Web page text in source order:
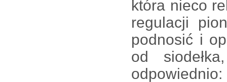
która nieco
regulacji
podnosić i
od